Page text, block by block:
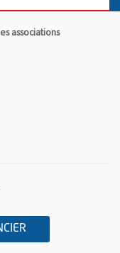
associations